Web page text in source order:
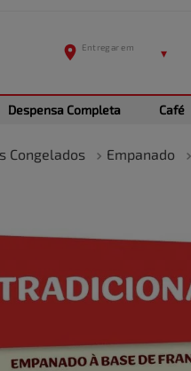
Despensa Completa Café
Congelados Empanado
1
5º